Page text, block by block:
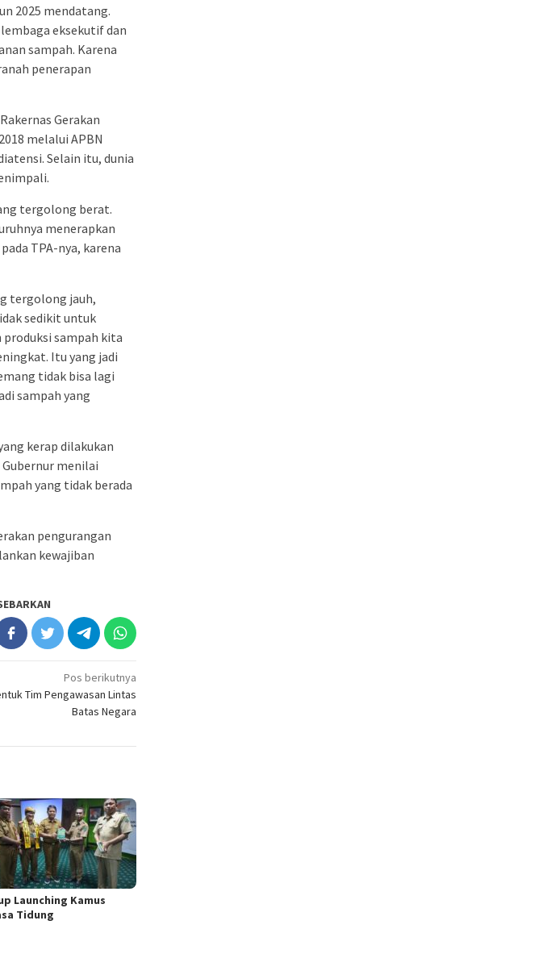
2025 mendatang.
eksekutif dan
sampah. Karena
penerapan
Gerakan
melalui APBN
Selain itu, dunia
tergolong berat.
menerapkan
TPA-nya, karena
tergolong jauh,
sedikit untuk
sampah kita
Itu yang jadi
tidak bisa lagi
sampah yang
kerap dilakukan
menilai
yang tidak berada
pengurangan
kewajiban
Pos berikutnya
Tim Pengawasan Lintas
Batas Negara
Launching Kamus
Tidung